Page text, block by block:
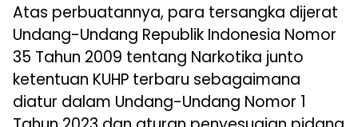
Atas perbuatannya, para tersangka dijerat
Undang-Undang Republik Indonesia Nomor
35 Tahun 2009 tentang Narkotika junto
ketentuan KUHP terbaru sebagaimana
diatur dalam Undang-Undang Nomor 1